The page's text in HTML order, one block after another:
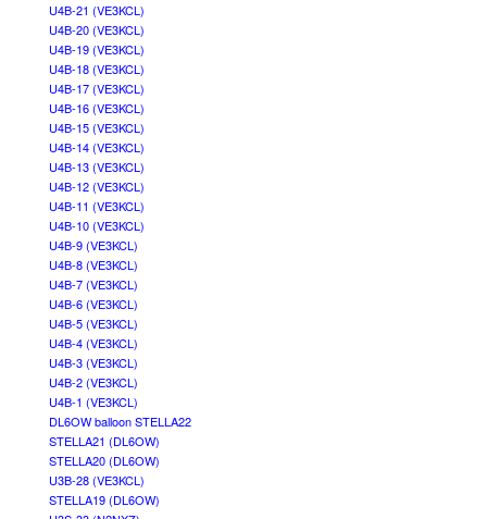
U4B-21 (VE3KCL)
U4B-20 (VE3KCL)
U4B-19 (VE3KCL)
U4B-18 (VE3KCL)
U4B-17 (VE3KCL)
U4B-16 (VE3KCL)
U4B-15 (VE3KCL)
U4B-14 (VE3KCL)
U4B-13 (VE3KCL)
U4B-12 (VE3KCL)
U4B-11 (VE3KCL)
U4B-10 (VE3KCL)
U4B-9 (VE3KCL)
U4B-8 (VE3KCL)
U4B-7 (VE3KCL)
U4B-6 (VE3KCL)
U4B-5 (VE3KCL)
U4B-4 (VE3KCL)
U4B-3 (VE3KCL)
U4B-2 (VE3KCL)
U4B-1 (VE3KCL)
DL6OW balloon STELLA22
STELLA21 (DL6OW)
STELLA20 (DL6OW)
U3B-28 (VE3KCL)
STELLA19 (DL6OW)